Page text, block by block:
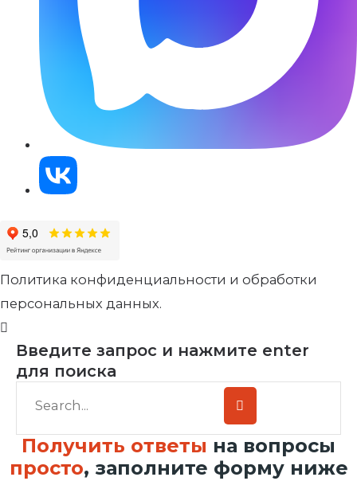
Политика конфиденциальности и обработки
персональных данных.
Введите запрос и нажмите enter
для поиска
Получить ответы на вопросы
просто, заполните форму ниже